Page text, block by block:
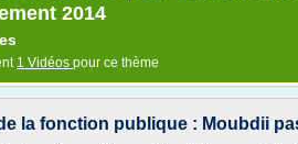
2014
1 Vidéos pour ce thème
la fonction publique : Moubdii